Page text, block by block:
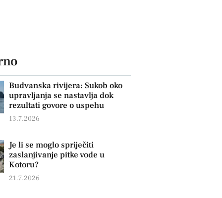
Budvanska rivijera: Sukob oko
upravljanja se nastavlja dok
rezultati govore o uspehu
13.7.2026
Je li se moglo spriječiti
zaslanjivanje pitke vode u
Kotoru?
21.7.2026